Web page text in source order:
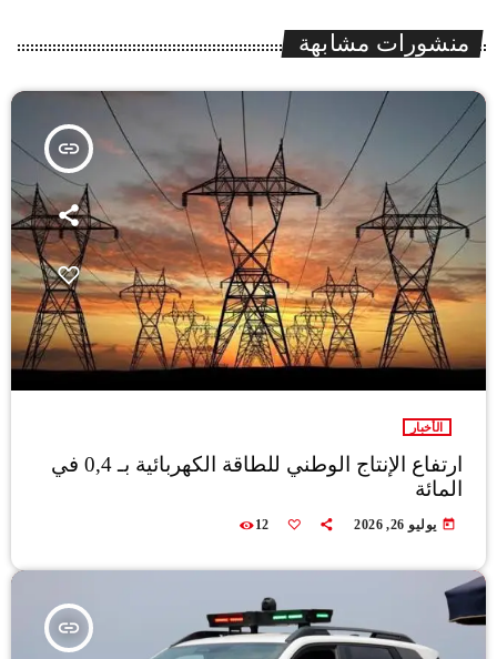
منشورات مشابهة
insert_link
الأخبار
ارتفاع الإنتاج الوطني للطاقة الكهربائية بـ 0,4 في
المائة
today يوليو 26, 2026 12
insert_link